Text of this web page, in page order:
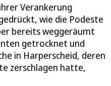
Verankerung
wie die Podeste
bereits weggeräumt
getrocknet und
in Harperscheid, deren
zerschlagen hatte,